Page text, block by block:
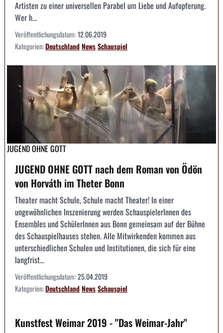
Artisten zu einer universellen Parabel um Liebe und Aufopferung.
Wer h...
Veröffentlichungsdatum:12.06.2019
Kategorien:DeutschlandNewsSchauspiel
JUGEND OHNE GOTT
JUGEND OHNE GOTT nach dem Roman von Ödön
von Horváth im Theter Bonn
Theater macht Schule, Schule macht Theater! In einer
ungewöhnlichen Inszenierung werden SchauspielerInnen des
Ensembles und SchülerInnen aus Bonn gemeinsam auf der Bühne
des Schauspielhauses stehen. Alle Mitwirkenden kommen aus
unterschiedlichen Schulen und Institutionen, die sich für eine
langfrist...
Veröffentlichungsdatum:25.04.2019
Kategorien:DeutschlandNewsSchauspiel
Kunstfest Weimar 2019 - "Das Weimar-Jahr"